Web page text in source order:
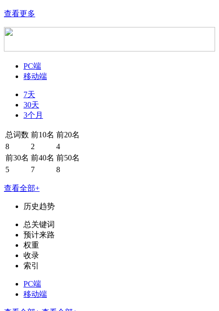
查看更多
PC端
移动端
7天
30天
3个月
总词数 前10名 前20名
8
2
4
前30名 前40名 前50名
5
7 8
查看全部+
历史趋势
总关键词
预计来路
权重
收录
索引
PC端
移动端